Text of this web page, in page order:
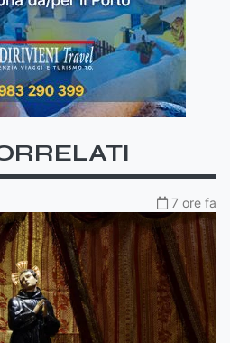
7 ore fa